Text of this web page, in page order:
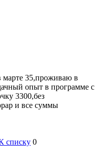
марте 35,проживаю в
опыт в программе с
3300,без
и все суммы
списку 0